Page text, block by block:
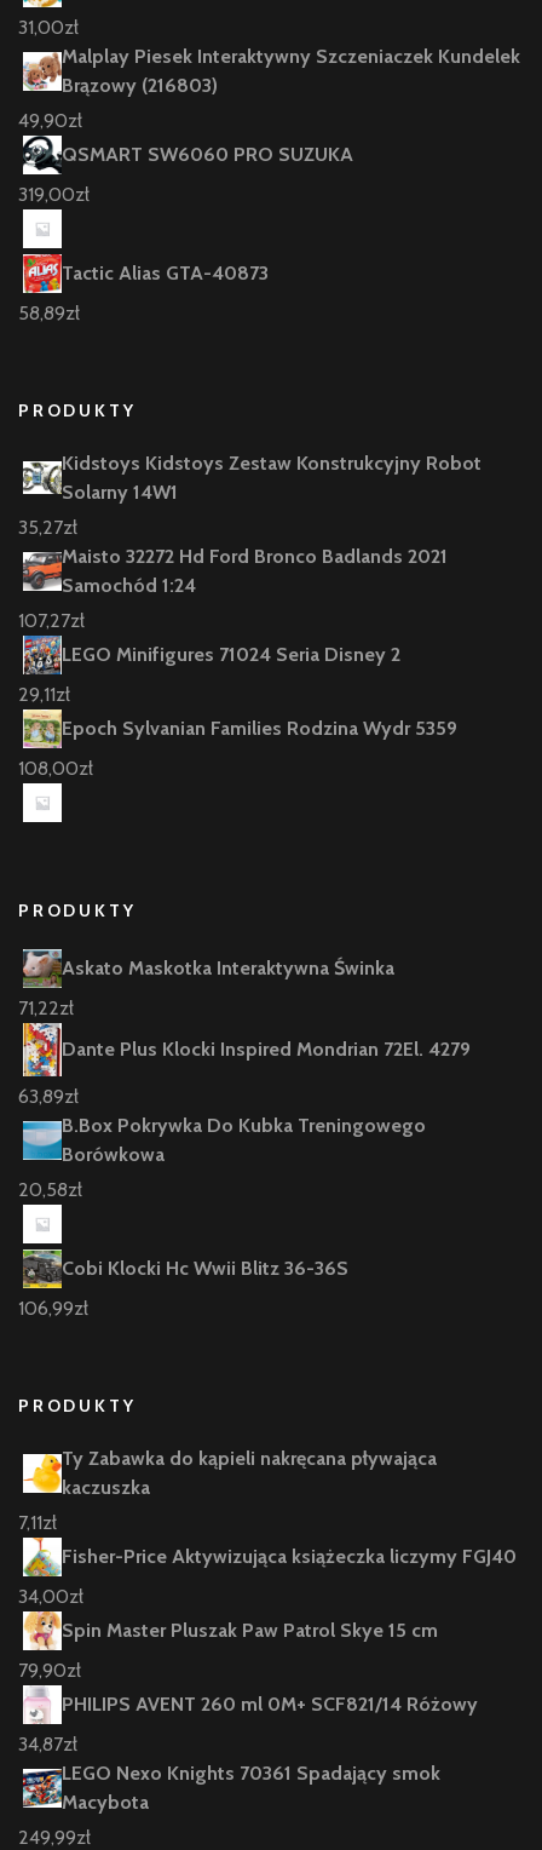
31,00zł
Malplay Piesek Interaktywny Szczeniaczek Kundelek
Brązowy (216803)
49,90zł
QSMART SW6060 PRO SUZUKA
319,00zł
Tactic Alias GTA-40873
58,89zł
PRODUKTY
Kidstoys Kidstoys Zestaw Konstrukcyjny Robot
Solarny 14W1
35,27zł
Maisto 32272 Hd Ford Bronco Badlands 2021
Samochód 1:24
107,27zł
LEGO Minifigures 71024 Seria Disney 2
29,11zł
Epoch Sylvanian Families Rodzina Wydr 5359
108,00zł
PRODUKTY
Askato Maskotka Interaktywna Świnka
71,22zł
Dante Plus Klocki Inspired Mondrian 72El. 4279
63,89zł
B.Box Pokrywka Do Kubka Treningowego
Borówkowa
20,58zł
Cobi Klocki Hc Wwii Blitz 36-36S
106,99zł
PRODUKTY
Ty Zabawka do kąpieli nakręcana pływająca
kaczuszka
7,11zł
Fisher-Price Aktywizująca książeczka liczymy FGJ40
34,00zł
Spin Master Pluszak Paw Patrol Skye 15 cm
79,90zł
PHILIPS AVENT 260 ml 0M+ SCF821/14 Różowy
34,87zł
LEGO Nexo Knights 70361 Spadający smok
Macybota
249,99zł